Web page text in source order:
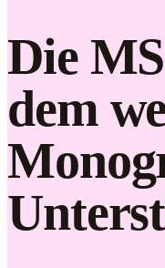
Die
dem